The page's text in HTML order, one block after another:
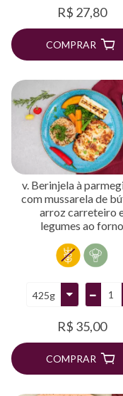
R$ 27,80
COMPRAR
v. Berinjela à
com mussarela de
arroz carreteiro
legumes ao forno
R$ 35,00
COMPRAR